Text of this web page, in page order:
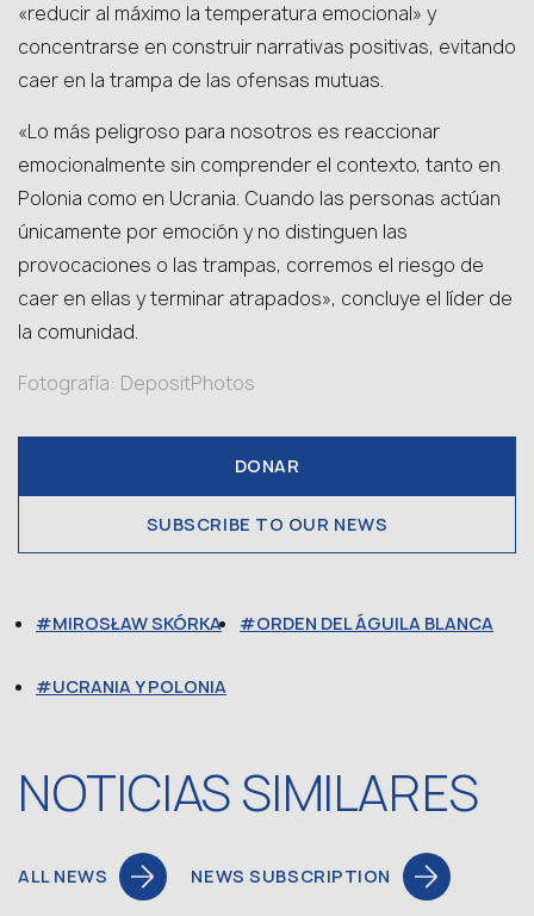
«reducir al máximo la temperatura emocional» y
concentrarse en construir narrativas positivas, evitando
caer en la trampa de las ofensas mutuas.
«Lo más peligroso para nosotros es reaccionar
emocionalmente sin comprender el contexto, tanto en
Polonia como en Ucrania. Cuando las personas actúan
únicamente por emoción y no distinguen las
provocaciones o las trampas, corremos el riesgo de
caer en ellas y terminar atrapados», concluye el líder de
la comunidad.
Fotografía: DepositPhotos
DONAR
SUBSCRIBE TO OUR NEWS
MIROSŁAW SKÓRKA ORDEN DEL ÁGUILA BLANCA
UCRANIA Y POLONIA
NOTICIAS SIMILARES
ALL NEWS NEWS SUBSCRIPTION